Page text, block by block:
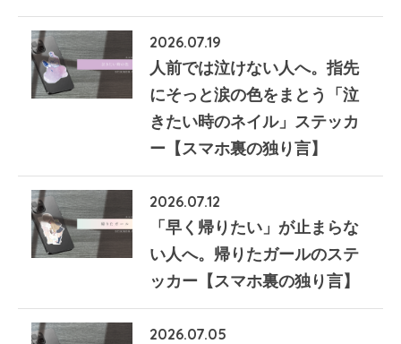
2026.07.19
人前では泣けない人へ。指先
にそっと涙の色をまとう「泣
きたい時のネイル」ステッカ
ー【スマホ裏の独り言】
2026.07.12
「早く帰りたい」が止まらな
い人へ。帰りたガールのステ
ッカー【スマホ裏の独り言】
2026.07.05